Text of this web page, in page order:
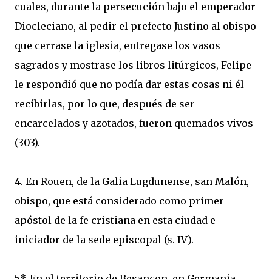
cuales, durante la persecución bajo el emperador
Diocleciano, al pedir el prefecto Justino al obispo
que cerrase la iglesia, entregase los vasos
sagrados y mostrase los libros litúrgicos, Felipe
le respondió que no podía dar estas cosas ni él
recibirlas, por lo que, después de ser
encarcelados y azotados, fueron quemados vivos
(303).
4. En Rouen, de la Galia Lugdunense, san Malón,
obispo, que está considerado como primer
apóstol de la fe cristiana en esta ciudad e
iniciador de la sede episcopal (s. IV).